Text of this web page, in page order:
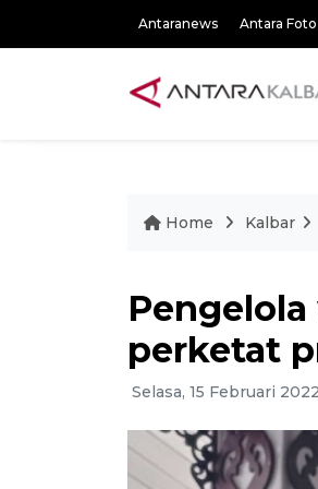
Antaranews Antara Foto
Home Kalbar
perketat
Selasa, 15 Februari